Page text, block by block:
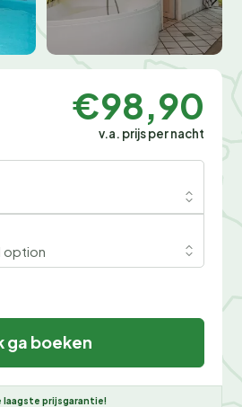
€98,90
v.a. prijs per nacht
option
ga boeken
laagste prijsgarantie!